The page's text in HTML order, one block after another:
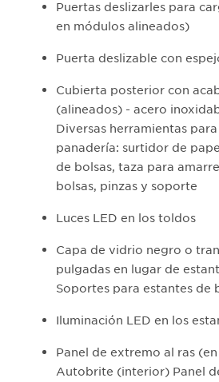
Puertas deslizarles para
en módulos alineados)
Puerta deslizable con
Cubierta posterior con
(alineados) - acero
Diversas herramientas
panadería: surtidor de
de bolsas, taza para
bolsas, pinzas y soporte
Luces LED en los toldos
Capa de vidrio negro o
pulgadas en lugar de
Soportes para estantes de
Iluminación LED en los
Panel de extremo al ras
Autobrite (interior) Panel